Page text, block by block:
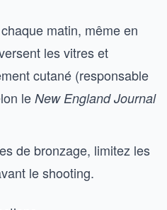
matin, même en
les vitres et
cutané (responsable
le New England Journal
de bronzage, limitez les
le shooting.